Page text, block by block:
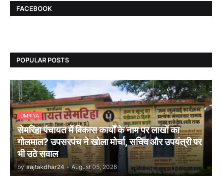
FACEBOOK
POPULAR POSTS
UMRIYA
सेमरिहा पंचायत में विकास कार्यों के नाम पर लाखों का
गोलमाल? उपसरपंच ने खोला मोर्चा, सचिव और उपयंत्री पर
भी उठे सवाल
by aajtakdhar24 - August 05, 2026